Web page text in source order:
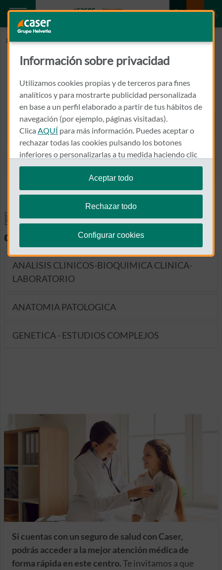
Inicio EUROFINS
EUROFINS
24402 - PONFERRADA
987 649 600
Llamar a EUROFINS
Ver el mapa en Google Maps
Especialidades y pruebas
diagnósticas
ANALISIS CLINICOS-BIOQUIMICA CLINICA-
LABORATORIO
ANATOMIA PATOLOGICA
GENETICA - ESTUDIOS COMPLEJOS
Si cuentas con un seguro de salud con Caser,
podrás acceder a la mejor atención médica de
forma rápida en este centro.Te invitamos a que
Información sobre privacidad
Utilizamos cookies propias y de terceros para fines
analíticos y para mostrarte publicidad personalizada
en base a un perfil elaborado a partir de tus hábitos de
navegación (por ejemplo, páginas visitadas).
Clica AQUÍ para más información. Puedes aceptar o
rechazar todas las cookies pulsando los botones
inferiores o personalizarlas a tu medida haciendo clic
en"configurar cookies".
Te recordamos que puedes modificar tus ajustes de
cookies en cualquier momento en la sección
Aceptar todo
Rechazar todo
Configurar cookies